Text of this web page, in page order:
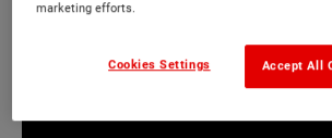
marketing efforts.
Accept All
Cookies Settings